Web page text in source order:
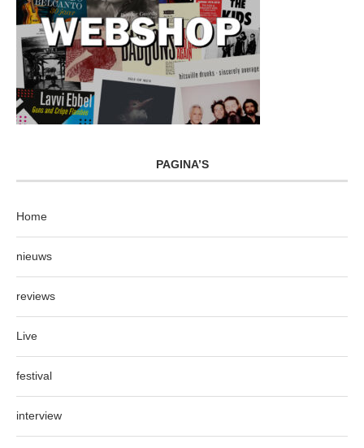
PAGINA’S
Home
nieuws
reviews
Live
festival
interview